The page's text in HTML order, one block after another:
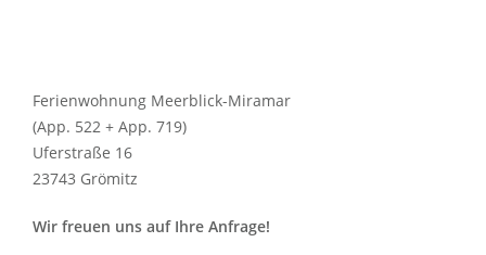
Ferienwohnung Meerblick-Miramar
(App. 522 + App. 719)
Uferstraße 16
23743 Grömitz
Wir freuen uns auf Ihre Anfrage!